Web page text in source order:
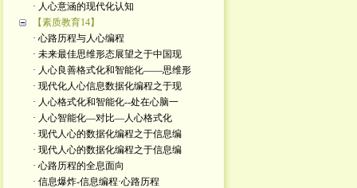
· 人心意涵的现代化认知
【素质教育14】
· 心路历程与人心编程
· 未来最佳思维形态展望之于中国现
· 人心良善格式化和智能化——思维形
· 现代化人心信息数据化编程之于现
· 人心格式化和智能化--处在心脑一
· 人心智能化—对比—人心格式化
· 现代人心的数据化编程之于信息编
· 现代人心的数据化编程之于信息编
· 心路历程的全息面向
· 信息爆炸-信息编程·心路历程